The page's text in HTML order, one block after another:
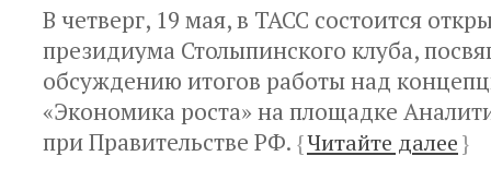
В четверг, 19 мая, в ТАСС состоится
президиума Столыпинского клуба,
обсуждению итогов работы над
«Экономика роста» на площадке
при Правительстве РФ. {Читайте далее}